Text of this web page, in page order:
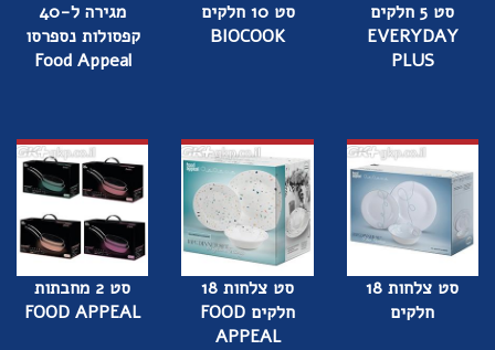
סט 5 חלקים
EVERYDAY
PLUS
סט 10 חלקים
BIOCOOK
מגירה ל-40
קפסולות נספרסו
Food Appeal
סט צלחות 18
חלקים
סט צלחות 18
חלקים FOOD
APPEAL
סט 2 מחבתות
FOOD APPEAL